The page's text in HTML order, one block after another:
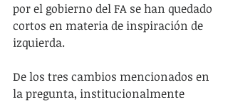
por el gobierno del FA se han quedado
cortos en materia de inspiración de
izquierda.
De los tres cambios mencionados en
la pregunta, institucionalmente